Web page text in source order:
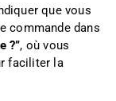
que vous
commande dans
?”, où vous
faciliter la